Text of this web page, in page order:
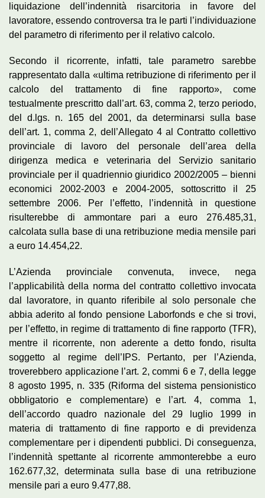
liquidazione dell’indennità risarcitoria in favore del
lavoratore, essendo controversa tra le parti l’individuazione
del parametro di riferimento per il relativo calcolo.
Secondo il ricorrente, infatti, tale parametro sarebbe
rappresentato dalla «ultima retribuzione di riferimento per il
calcolo del trattamento di fine rapporto», come
testualmente prescritto dall’art. 63, comma 2, terzo periodo,
del d.lgs. n. 165 del 2001, da determinarsi sulla base
dell’art. 1, comma 2, dell’Allegato 4 al Contratto collettivo
provinciale di lavoro del personale dell’area della
dirigenza medica e veterinaria del Servizio sanitario
provinciale per il quadriennio giuridico 2002/2005 – bienni
economici 2002-2003 e 2004-2005, sottoscritto il 25
settembre 2006. Per l’effetto, l’indennità in questione
risulterebbe di ammontare pari a euro 276.485,31,
calcolata sulla base di una retribuzione media mensile pari
a euro 14.454,22.
L’Azienda provinciale convenuta, invece, nega
l’applicabilità della norma del contratto collettivo invocata
dal lavoratore, in quanto riferibile al solo personale che
abbia aderito al fondo pensione Laborfonds e che si trovi,
per l’effetto, in regime di trattamento di fine rapporto (TFR),
mentre il ricorrente, non aderente a detto fondo, risulta
soggetto al regime dell’IPS. Pertanto, per l’Azienda,
troverebbero applicazione l’art. 2, commi 6 e 7, della legge
8 agosto 1995, n. 335 (Riforma del sistema pensionistico
obbligatorio e complementare) e l’art. 4, comma 1,
dell’accordo quadro nazionale del 29 luglio 1999 in
materia di trattamento di fine rapporto e di previdenza
complementare per i dipendenti pubblici. Di conseguenza,
l’indennità spettante al ricorrente ammonterebbe a euro
162.677,32, determinata sulla base di una retribuzione
mensile pari a euro 9.477,88.